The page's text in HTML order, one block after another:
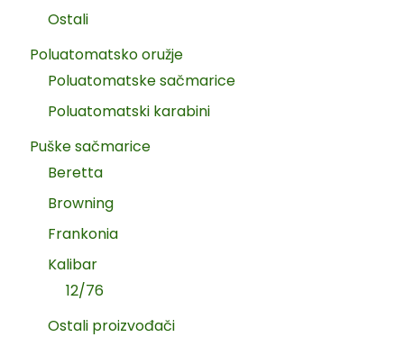
Ostali
Poluatomatsko oružje
Poluatomatske sačmarice
Poluatomatski karabini
Puške sačmarice
Beretta
Browning
Frankonia
Kalibar
12/76
Ostali proizvođači